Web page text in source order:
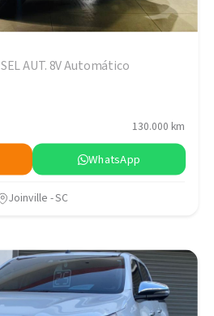
AUT. 8V Automático
130.000 km
WhatsApp
Joinville - SC